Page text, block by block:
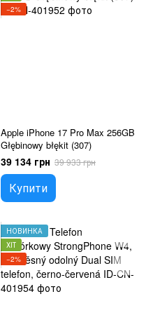
−2%
Apple iPhone 17 Pro Max 256GB
Głębinowy błękit (307)
39 134 грн 39 933 грн
Купити
НОВИНКА
ХІТ
−2%